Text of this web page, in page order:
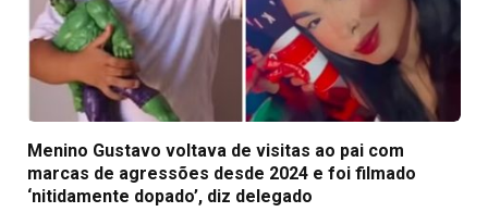
Menino Gustavo voltava de visitas ao pai com
marcas de agressões desde 2024 e foi filmado
‘nitidamente dopado’, diz delegado